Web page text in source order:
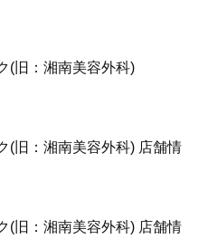
(旧：湘南美容外科)
(旧：湘南美容外科) 店舗情
(旧：湘南美容外科) 店舗情